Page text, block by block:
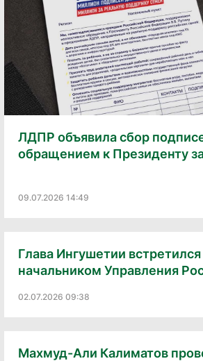
ЛДПР объявила сбор
обращением к Президенту
09.07.2026 14:49
Глава Ингушетии встретился
начальником Управления
02.07.2026 09:38
Махмуд-Али Калиматов